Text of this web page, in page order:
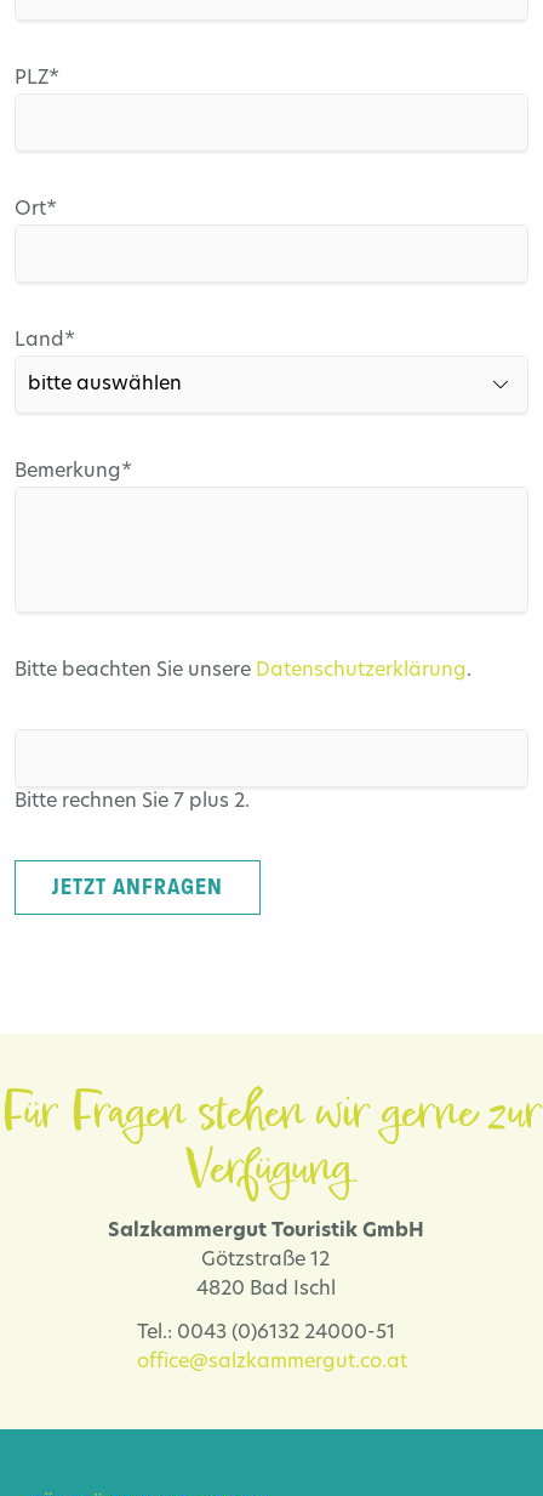
Pflichtfeld
PLZ*
Pflichtfeld
Ort*
Pflichtfeld
Land*
Pflichtfeld
Bemerkung*
Bitte beachten Sie unsere Datenschutzerklärung.
Bitte rechnen Sie 7 plus 2.
JETZT ANFRAGEN
Für Fragen stehen wir gerne zur
Verfügung.
Salzkammergut Touristik GmbH
Götzstraße 12
4820 Bad Ischl
Tel.: 0043 (0)6132 24000-51
office@salzkammergut.co.at